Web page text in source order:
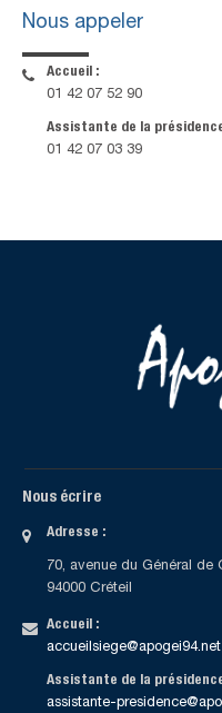
Nous appeler
Accueil :
01 42 07 52 90
Assistante de la
01 42 07 03 39
Nous écrire
Adresse :
70, avenue du Général de
94000 Créteil
Accueil :
accueilsiege@apogei94.net
Assistante de la
assistante-